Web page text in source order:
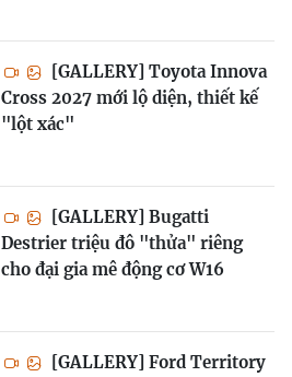
[GALLERY] Toyota Innova
Cross 2027 mới lộ diện, thiết kế
"lột xác"
[GALLERY] Bugatti
Destrier triệu đô "thửa" riêng
cho đại gia mê động cơ W16
[GALLERY] Ford Territory